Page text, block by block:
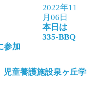
2022年11
月06日
本日は
335-BBQ
参加
児童養護施設泉ヶ丘学